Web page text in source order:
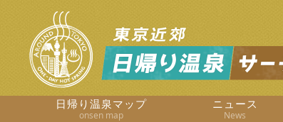
日帰り温泉マップ
onsen map
ニュース
News